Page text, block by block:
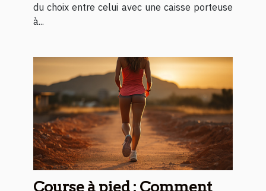
du choix entre celui avec une caisse porteuse
à...
Course à pied : Comment